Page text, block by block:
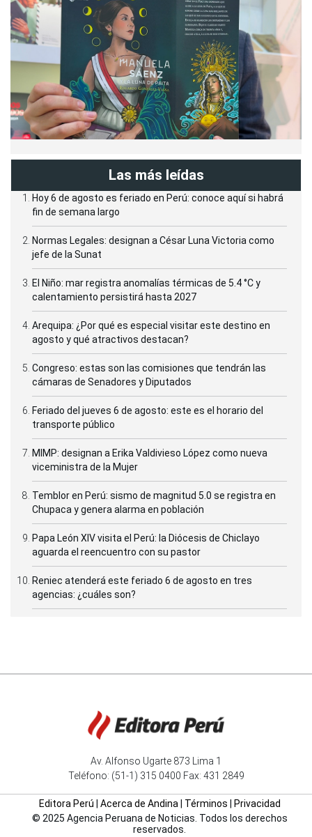
Las más leídas
Hoy 6 de agosto es feriado en Perú: conoce aquí si habrá
fin de semana largo
Normas Legales: designan a César Luna Victoria como
jefe de la Sunat
El Niño: mar registra anomalías térmicas de 5.4 °C y
calentamiento persistirá hasta 2027
Arequipa: ¿Por qué es especial visitar este destino en
agosto y qué atractivos destacan?
Congreso: estas son las comisiones que tendrán las
cámaras de Senadores y Diputados
Feriado del jueves 6 de agosto: este es el horario del
transporte público
MIMP: designan a Erika Valdivieso López como nueva
viceministra de la Mujer
Temblor en Perú: sismo de magnitud 5.0 se registra en
Chupaca y genera alarma en población
Papa León XIV visita el Perú: la Diócesis de Chiclayo
aguarda el reencuentro con su pastor
Reniec atenderá este feriado 6 de agosto en tres
agencias: ¿cuáles son?
Av. Alfonso Ugarte 873 Lima 1
Teléfono: (51-1) 315 0400 Fax: 431 2849
Editora Perú Acerca de Andina Términos
Privacidad
© 2025 Agencia Peruana de Noticias. Todos los derechos
reservados.